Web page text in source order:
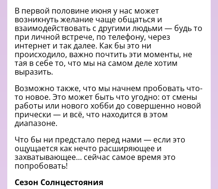
В первой половине июня у нас может
возникнуть желание чаще общаться и
взаимодействовать с другими людьми — будь то
при личной встрече, по телефону, через
интернет и так далее. Как бы это ни
происходило, важно почтить эти моменты, не
тая в себе то, что мы на самом деле хотим
выразить.
Возможно также, что мы начнем пробовать что-
то новое. Это может быть что угодно: от смены
работы или нового хобби до совершенно новой
прически — и всё, что находится в этом
диапазоне.
Что бы ни предстало перед нами — если это
ощущается как нечто расширяющее и
захватывающее… сейчас самое время это
попробовать!
Сезон Солнцестояния